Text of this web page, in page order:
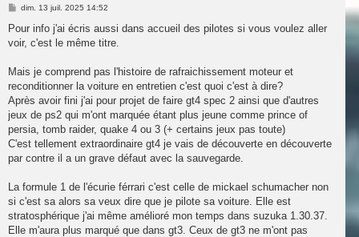
M
s
a
dim. 13 juil. 2025 14:52
Pour info j'ai écris aussi dans accueil des pilotes si vous voulez aller
voir, c'est le même titre.
Mais je comprend pas l'histoire de rafraichissement moteur et
reconditionner la voiture en entretien c'est quoi c'est à dire?
Après avoir fini j'ai pour projet de faire gt4 spec 2 ainsi que d'autres
jeux de ps2 qui m'ont marquée étant plus jeune comme prince of
persia, tomb raider, quake 4 ou 3 (+ certains jeux pas toute)
C'est tellement extraordinaire gt4 je vais de découverte en découverte
par contre il a un grave défaut avec la sauvegarde.
La formule 1 de l'écurie férrari c'est celle de mickael schumacher non
si c'est sa alors sa veux dire que je pilote sa voiture. Elle est
stratosphérique j'ai même amélioré mon temps dans suzuka 1.30.37.
Elle m'aura plus marqué que dans gt3. Ceux de gt3 ne m'ont pas